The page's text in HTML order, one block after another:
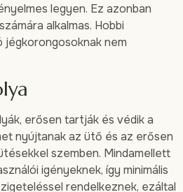
legyen. Ez azonban
alkalmas. Hobbi
jégkorongosoknak nem
erősen tartják és védik a
nyújtanak az ütő és az erősen
szemben. Mindamellett
igényeknek, így minimális
rendelkeznek, ezáltal